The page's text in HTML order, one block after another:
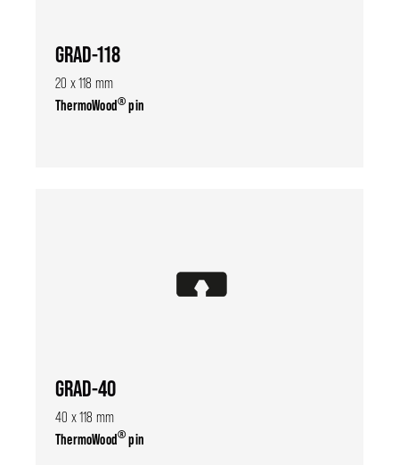
GRAD-118
20 x 118 mm
ThermoWood®pin
GRAD-40
40 x 118 mm
ThermoWood®pin